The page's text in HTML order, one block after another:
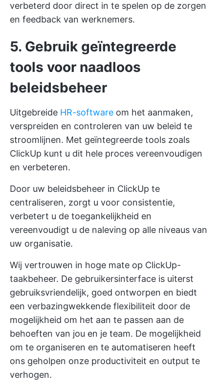
verbeterd door direct in te spelen op de zorgen
en feedback van werknemers.
5. Gebruik geïntegreerde
tools voor naadloos
beleidsbeheer
Uitgebreide HR-software om het aanmaken,
verspreiden en controleren van uw beleid te
stroomlijnen. Met geïntegreerde tools zoals
ClickUp kunt u dit hele proces vereenvoudigen
en verbeteren.
Door uw beleidsbeheer in ClickUp te
centraliseren, zorgt u voor consistentie,
verbetert u de toegankelijkheid en
vereenvoudigt u de naleving op alle niveaus van
uw organisatie.
Wij vertrouwen in hoge mate op ClickUp-
taakbeheer. De gebruikersinterface is uiterst
gebruiksvriendelijk, goed ontworpen en biedt
een verbazingwekkende flexibiliteit door de
mogelijkheid om het aan te passen aan de
behoeften van jou en je team. De mogelijkheid
om te organiseren en te automatiseren heeft
ons geholpen onze productiviteit en output te
verhogen.